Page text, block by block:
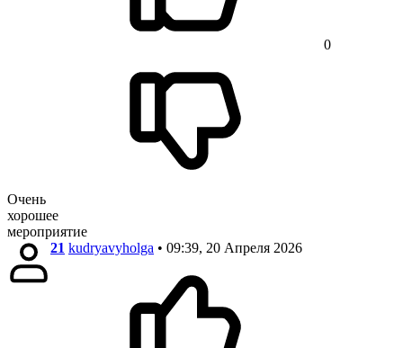
0
Очень
хорошее
мероприятие
21 kudryavyholga • 09:39, 20 Апреля 2026